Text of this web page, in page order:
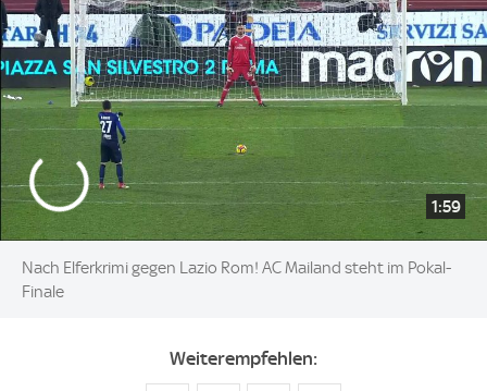
1:59
Nach Elferkrimi gegen Lazio Rom! AC Mailand steht im Pokal-
Finale
Weiterempfehlen: